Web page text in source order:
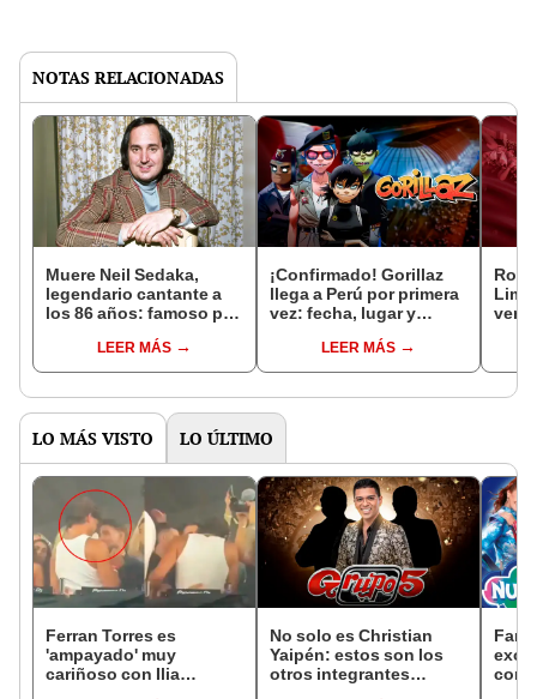
NOTAS RELACIONADAS
Muere Neil Sedaka,
legendario cantante a
los 86 años: famoso por
‘Calendar girl’
LEER MÁS
¡Confirmado! Gorillaz
llega a Perú por primera
vez: fecha, lugar y
su concierto en Lima
2026
LEER MÁS
LO MÁS VISTO LO ÚLTIMO
Ferran Torres es
'ampayado' muy
cariñoso con Ilia
No solo es Christian
Yaipén: estos son los
otros integrantes
cono